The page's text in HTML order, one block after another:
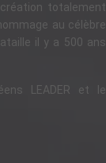
totalement
au célèbre
il y a 500 ans
LEADER et le